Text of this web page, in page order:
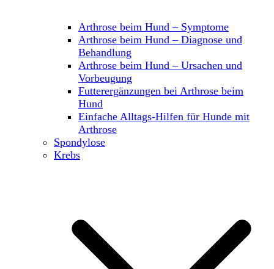
Arthrose beim Hund – Symptome
Arthrose beim Hund – Diagnose und
Behandlung
Arthrose beim Hund – Ursachen und
Vorbeugung
Futterergänzungen bei Arthrose beim
Hund
Einfache Alltags-Hilfen für Hunde mit
Arthrose
Spondylose
Krebs